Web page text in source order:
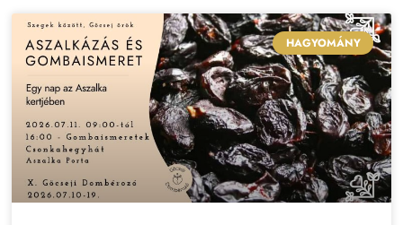
HAGYOMÁNY